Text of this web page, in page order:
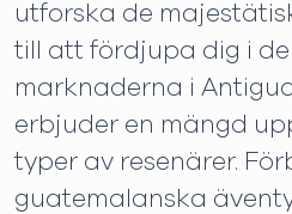
utforska de
till att fördjupa dig i
marknaderna i
erbjuder en mängd
typer av resenärer.
guatemalanska